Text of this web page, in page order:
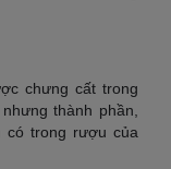
chưng cất trong
thành phần,
có trong rượu của